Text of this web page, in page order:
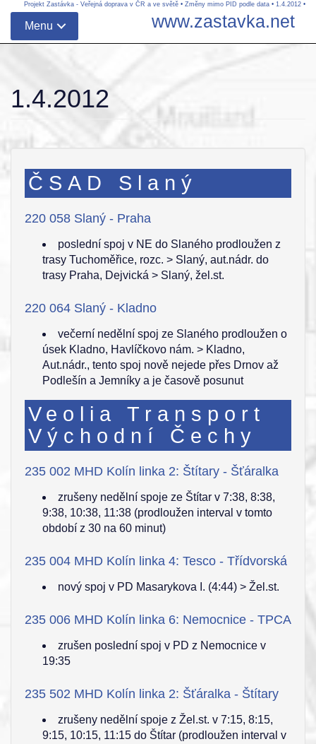
Projekt Zastávka - Veřejná doprava v ČR a ve světě • Změny mimo PID podle data • 1.4.2012 •
Menu www.zastavka.net
1.4.2012
ČSAD Slaný
220 058 Slaný - Praha
poslední spoj v NE do Slaného prodloužen z
trasy Tuchoměřice, rozc. > Slaný, aut.nádr. do
trasy Praha, Dejvická > Slaný, žel.st.
220 064 Slaný - Kladno
večerní nedělní spoj ze Slaného prodloužen o
úsek Kladno, Havlíčkovo nám. > Kladno,
Aut.nádr., tento spoj nově nejede přes Drnov až
Podlešín a Jemníky a je časově posunut
Veolia Transport
Východní Čechy
235 002 MHD Kolín linka 2: Štítary - Šťáralka
zrušeny nedělní spoje ze Štítar v 7:38, 8:38,
9:38, 10:38, 11:38 (prodloužen interval v tomto
období z 30 na 60 minut)
235 004 MHD Kolín linka 4: Tesco - Třídvorská
nový spoj v PD Masarykova I. (4:44) > Žel.st.
235 006 MHD Kolín linka 6: Nemocnice - TPCA
zrušen poslední spoj v PD z Nemocnice v
19:35
235 502 MHD Kolín linka 2: Šťáralka - Štítary
zrušeny nedělní spoje z Žel.st. v 7:15, 8:15,
9:15, 10:15, 11:15 do Štítar (prodloužen interval v